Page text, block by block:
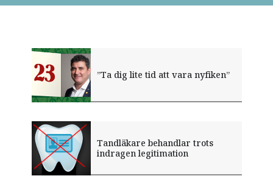
”Ta dig lite tid att vara nyfiken”
Tandläkare behandlar trots
indragen legitimation